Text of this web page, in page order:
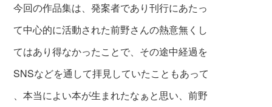
今回の作品集は、発案者であり刊行にあたっ
て中心的に活動された前野さんの熱意無くし
てはあり得なかったことで、その途中経過を
SNSなどを通して拝見していたこともあって
、本当によい本が生まれたなぁと思い、前野